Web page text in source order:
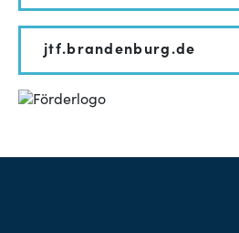
jtf.brandenburg.de